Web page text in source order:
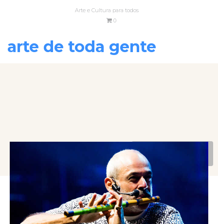
Arte e Cultura para todos
0
arte de toda gente